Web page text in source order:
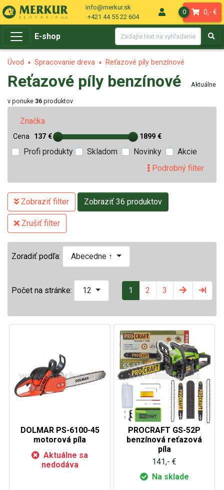
info@merkur.sk
+421 44 55 22 604
0 0,- €
E-shop
Úvod Spracovanie dreva Reťazové píly benzínové
Reťazové píly benzínové Aktuálne
v ponuke 36 produktov
Značka
Cena 137 € 1899 €
Profi produkty Skladom Novinky
Akcie
Podrobný filter
Zobraziť filter Zobraziť 36 produktov
Zrušiť filter
Zoradiť podľa: Abecedne ↑
Počet na stránke: 12 1 2 3
DOLMAR PS-6100-45
motorová píla
Aktuálne sa
nedodáva
PROCRAFT GS-52P
benzínová reťazová
píla
141,- €
Na sklade